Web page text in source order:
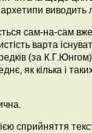
архетипи
сам-на-сам
варта
(за
як кілька і
сприйняття